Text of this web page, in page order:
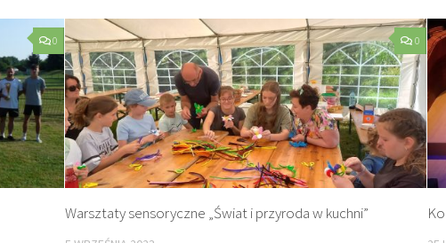
0 0
Warsztaty sensoryczne „Świat i przyroda w kuchni”